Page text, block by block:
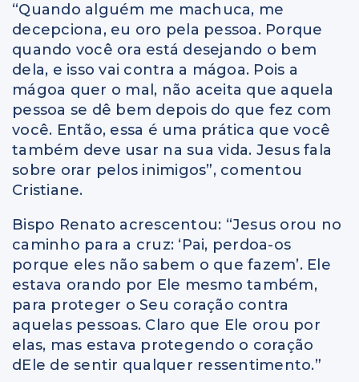
“Quando alguém me machuca, me
decepciona, eu oro pela pessoa. Porque
quando você ora está desejando o bem
dela, e isso vai contra a mágoa. Pois a
mágoa quer o mal, não aceita que aquela
pessoa se dê bem depois do que fez com
você. Então, essa é uma prática que você
também deve usar na sua vida. Jesus fala
sobre orar pelos inimigos”, comentou
Cristiane.
Bispo Renato acrescentou: “Jesus orou no
caminho para a cruz: ‘Pai, perdoa-os
porque eles não sabem o que fazem’. Ele
estava orando por Ele mesmo também,
para proteger o Seu coração contra
aquelas pessoas. Claro que Ele orou por
elas, mas estava protegendo o coração
dEle de sentir qualquer ressentimento.”